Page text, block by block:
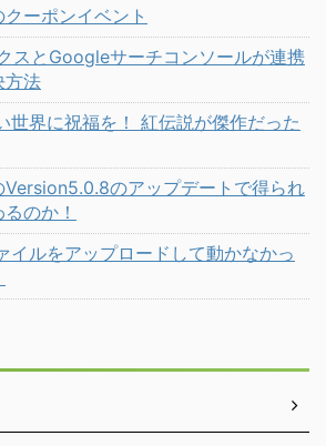
ーポンイベント
スとGoogleサーチコンソールが連携
方法
世界に祝福を！ 紅伝説が傑作だった
のアップデートで得られ
のか！
ルをアップロードして動かなかっ